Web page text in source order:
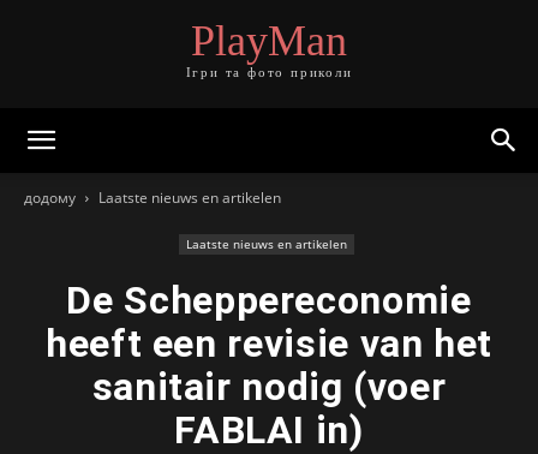
PlayMan
Ігри та фото приколи
додому Laatste nieuws en artikelen
Laatste nieuws en artikelen
De Scheppereconomie
heeft een revisie van het
sanitair nodig (voer
FABLAI in)